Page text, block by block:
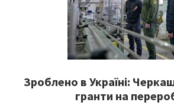
Зроблено в Україні:
гранти на